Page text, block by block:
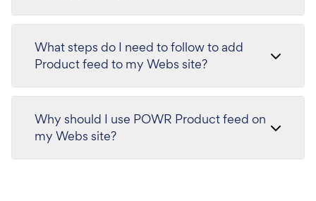
What steps do I need to follow to add
Product feed to my Webs site?
Why should I use POWR Product feed on
my Webs site?